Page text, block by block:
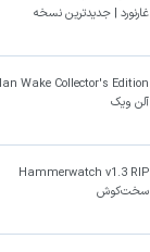
غارنورد | جدیدترین نسخه
Wake Collector's Edition
آلن ویک
Hammerwatch v1.3 RIP
سخت‌کوش